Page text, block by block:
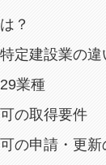
？
定建設業の違
業種
の取得要件
の申請・更新